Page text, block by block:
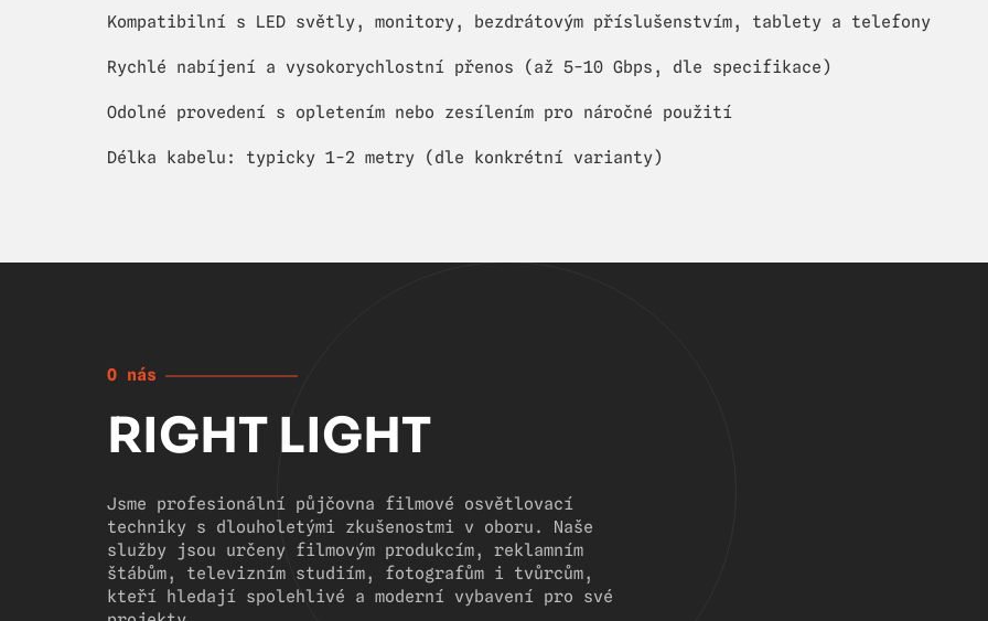
Kompatibilní s LED světly, monitory, bezdrátovým příslušenstvím, tablety a telefony
Rychlé nabíjení a vysokorychlostní přenos (až 5-10 Gbps, dle specifikace)
Odolné provedení s opletením nebo zesílením pro náročné použití
Délka kabelu: typicky 1-2 metry (dle konkrétní varianty)
O nás
RIGHT LIGHT
Jsme profesionální půjčovna filmové osvětlovací
techniky s dlouholetými zkušenostmi v oboru. Naše
služby jsou určeny filmovým produkcím, reklamním
štábům, televizním studiím, fotografům i tvůrcům,
kteří hledají spolehlivé a moderní vybavení pro své